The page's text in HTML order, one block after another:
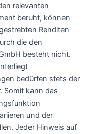
relevanten
beruht, können
Renditen
die den
besteht nicht.
bedürfen stets der
Somit kann das
und der
Jeder Hinweis auf